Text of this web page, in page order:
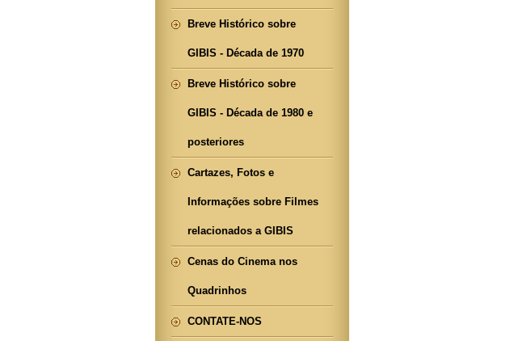
Breve Histórico sobre
GIBIS - Década de 1970
Breve Histórico sobre
GIBIS - Década de 1980 e
posteriores
Cartazes, Fotos e
Informações sobre Filmes
relacionados a GIBIS
Cenas do Cinema nos
Quadrinhos
CONTATE-NOS